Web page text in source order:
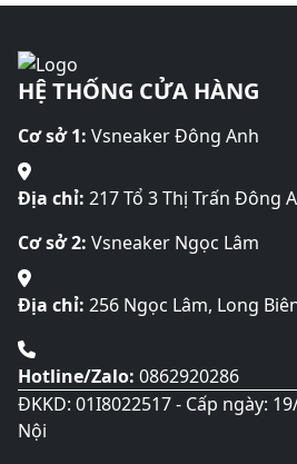
HỆ THỐNG CỬA HÀNG
Cơ sở 1: Vsneaker Đông Anh
Địa chỉ: 217 Tổ 3 Thị Trấn Đông
Cơ sở 2: Vsneaker Ngọc Lâm
Địa chỉ: 256 Ngọc Lâm, Long
Hotline/Zalo: 0862920286
ĐKKD: 01I8022517 - Cấp ngày:
Nội